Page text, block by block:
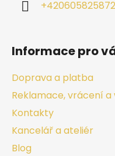
+420605825872
Informace pro
Doprava a platba
Reklamace, vrácení
Kontakty
Kancelář a ateliér
Blog